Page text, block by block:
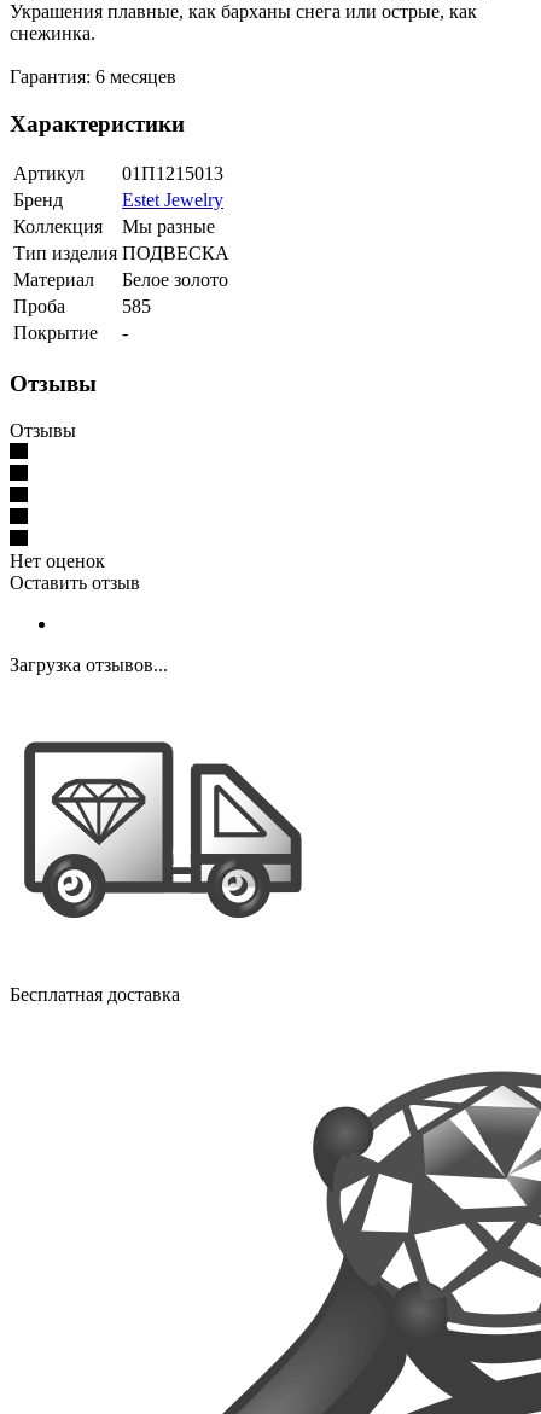
Украшения плавные, как барханы снега или острые, как
снежинка.
Гарантия: 6 месяцев
Характеристики
Артикул
01П1215013
Бренд
Estet Jewelry
Коллекция
Мы разные
Тип изделия ПОДВЕСКА
Материал
Белое золото
Проба
585
Покрытие
-
Отзывы
Отзывы
Нет оценок
Оставить отзыв
Загрузка отзывов...
Бесплатная доставка